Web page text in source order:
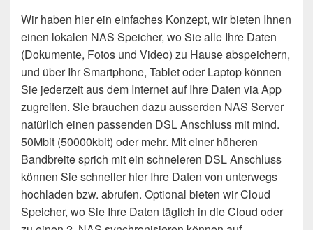
Wir haben hier ein einfaches Konzept, wir bieten Ihnen
einen lokalen NAS Speicher, wo Sie alle Ihre Daten
(Dokumente, Fotos und Video) zu Hause abspeichern,
und über Ihr Smartphone, Tablet oder Laptop können
Sie jederzeit aus dem Internet auf Ihre Daten via App
zugreifen. Sie brauchen dazu ausserden NAS Server
natürlich einen passenden DSL Anschluss mit mind.
50Mbit (50000kbit) oder mehr. Mit einer höheren
Bandbreite sprich mit ein schneleren DSL Anschluss
können Sie schneller hier Ihre Daten von unterwegs
hochladen bzw. abrufen. Optional bieten wir Cloud
Speicher, wo Sie Ihre Daten täglich in die Cloud oder